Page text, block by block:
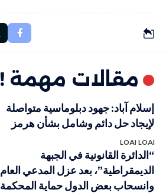
مقالات مهمة !
إسلام آباد: جهود دبلوماسية متواصلة
لإيجاد حل دائم وشامل بشأن هرمز
LOAI LOAI
“الدائرة القانونية في الجبهة
الديمقراطية”، بعد عزل المدعي العام
وانسحاب بعض الدول حماية المحكمة